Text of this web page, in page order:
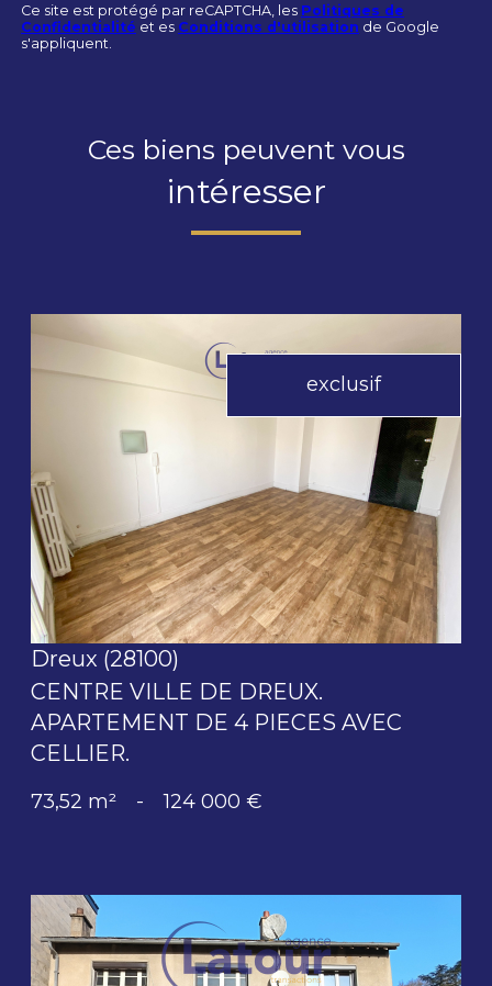
Ce site est protégé par reCAPTCHA, les Politiques de
Confidentialité et es Conditions d'utilisation de Google
s'appliquent.
Ces biens peuvent vous
intéresser
exclusif
voir le bien
Dreux (28100)
CENTRE VILLE DE DREUX.
APARTEMENT DE 4 PIECES AVEC
CELLIER.
73,52 m² - 124 000 €